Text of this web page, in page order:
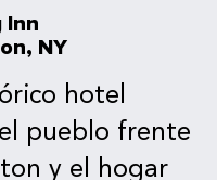
Inn
NY
hotel
pueblo frente
y el hogar